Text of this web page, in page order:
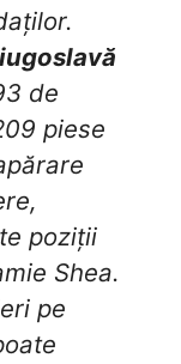
de
piese
poziții
Shea.
pe